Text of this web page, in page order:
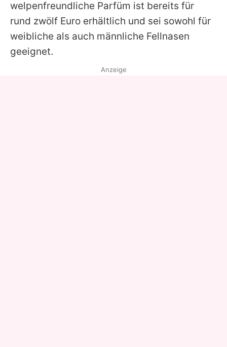
welpenfreundliche Parfüm ist bereits für
rund zwölf Euro erhältlich und sei sowohl für
weibliche als auch männliche Fellnasen
geeignet.
Anzeige